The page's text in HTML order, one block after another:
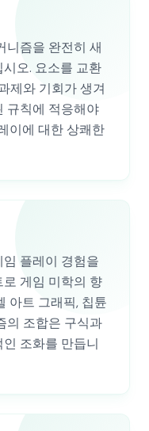
니즘을 완전히 새
오. 요소를 교환
제와 기회가 생겨
규칙에 적응해야
이에 대한 상쾌한
플레이 경험을
게임 미학의 향
아트 그래픽, 칩튠
의 조합은 구식과
조화를 만듭니